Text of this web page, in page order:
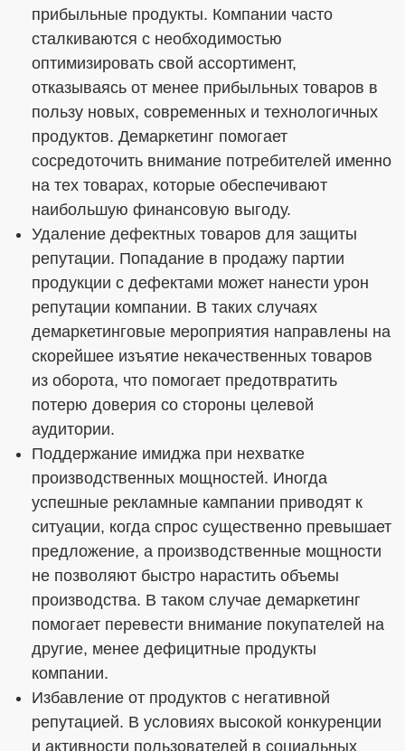
прибыльные продукты. Компании часто
сталкиваются с необходимостью
оптимизировать свой ассортимент,
отказываясь от менее прибыльных товаров в
пользу новых, современных и технологичных
продуктов. Демаркетинг помогает
сосредоточить внимание потребителей именно
на тех товарах, которые обеспечивают
наибольшую финансовую выгоду.
Удаление дефектных товаров для защиты
репутации. Попадание в продажу партии
продукции с дефектами может нанести урон
репутации компании. В таких случаях
демаркетинговые мероприятия направлены на
скорейшее изъятие некачественных товаров
из оборота, что помогает предотвратить
потерю доверия со стороны целевой
аудитории.
Поддержание имиджа при нехватке
производственных мощностей. Иногда
успешные рекламные кампании приводят к
ситуации, когда спрос существенно превышает
предложение, а производственные мощности
не позволяют быстро нарастить объемы
производства. В таком случае демаркетинг
помогает перевести внимание покупателей на
другие, менее дефицитные продукты
компании.
Избавление от продуктов с негативной
репутацией. В условиях высокой конкуренции
и активности пользователей в социальных